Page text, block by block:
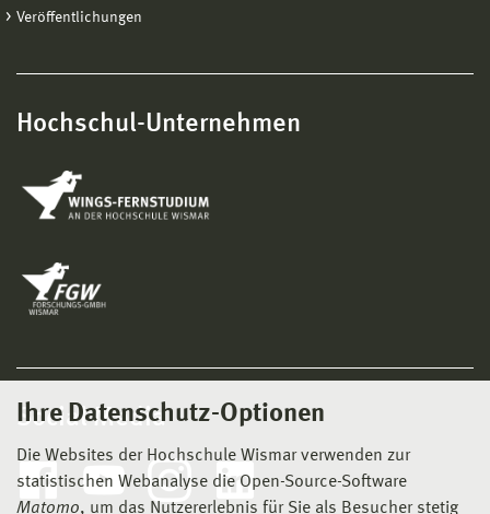
Ihre Datenschutz-Optionen
Die Websites der Hochschule Wismar verwenden zur
statistischen Webanalyse die Open-Source-Software
Matomo, um das Nutzererlebnis für Sie als Besucher stetig
Veröffentlichungen
Hochschul-Unternehmen
Social Media